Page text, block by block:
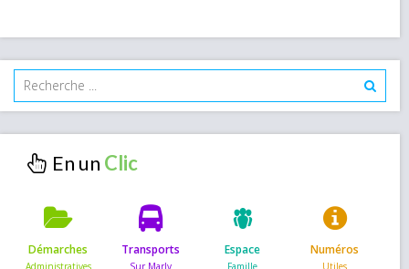
En un
Démarches Transports Espace Numéros